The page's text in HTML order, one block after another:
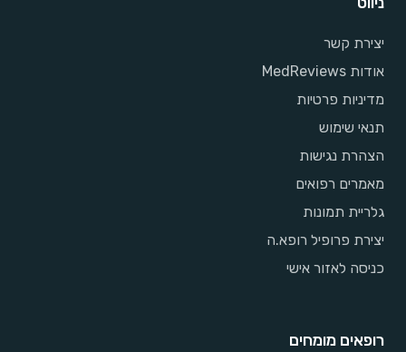
יצירת קשר
אודות MedReviews
מדיניות פרטיות
תנאי שימוש
הצהרת נגישות
מאמרים רפואים
גלריית תמונות
יצירת פרופיל רופא.ה
כניסה לאזור אישי
רופאים מומחים